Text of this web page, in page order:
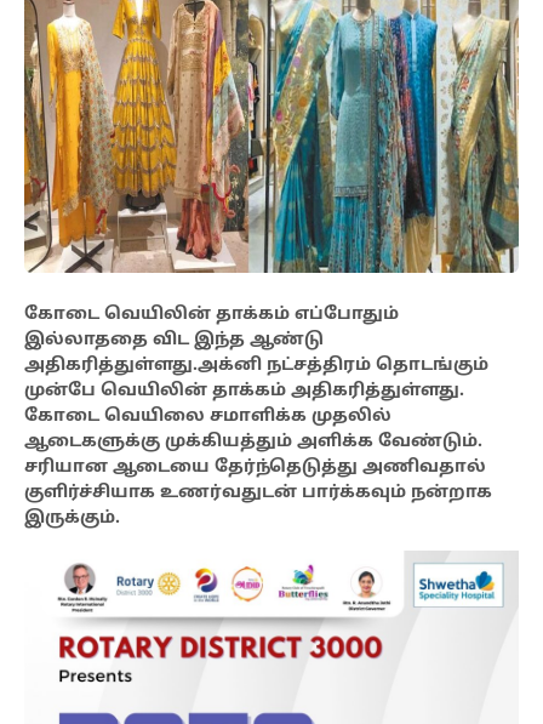
கோடை வெயிலின் தாக்கம் எப்போதும்
இல்லாததை விட இந்த ஆண்டு
அதிகரித்துள்ளது.அக்னி நட்சத்திரம் தொடங்கும்
முன்பே வெயிலின் தாக்கம் அதிகரித்துள்ளது.
கோடை வெயிலை சமாளிக்க முதலில்
ஆடைகளுக்கு முக்கியத்தும் அளிக்க வேண்டும்.
சரியான ஆடையை தேர்ந்தெடுத்து அணிவதால்
குளிர்ச்சியாக உணர்வதுடன் பார்க்கவும் நன்றாக
இருக்கும்.